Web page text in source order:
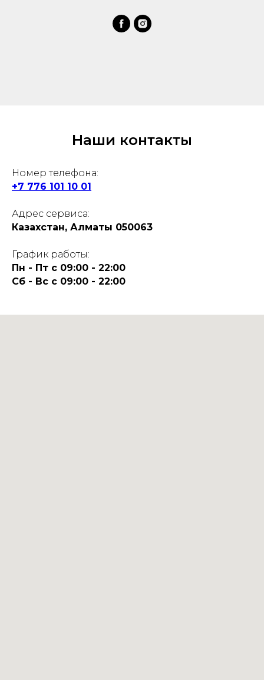
Наши контакты
Номер телефона:
+7 776 101 10 01
Адрес сервиса:
Казахстан, Алматы 050063
График работы:
Пн - Пт с 09:00 - 22:00
Сб - Вс с 09:00 - 22:00